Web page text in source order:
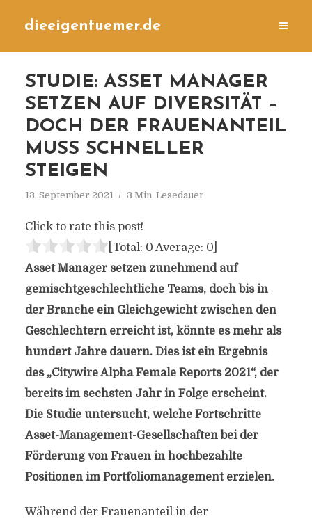
dieeigentuemer.de
STUDIE: ASSET MANAGER
SETZEN AUF DIVERSITÄT –
DOCH DER FRAUENANTEIL
MUSS SCHNELLER
STEIGEN
13. September 2021 3 Min. Lesedauer
Click to rate this post!
[Total: 0 Average: 0]
Asset Manager setzen zunehmend auf
gemischtgeschlechtliche Teams, doch bis in
der Branche ein Gleichgewicht zwischen den
Geschlechtern erreicht ist, könnte es mehr als
hundert Jahre dauern. Dies ist ein Ergebnis
des „Citywire Alpha Female Reports 2021“, der
bereits im sechsten Jahr in Folge erscheint.
Die Studie untersucht, welche Fortschritte
Asset-Management-Gesellschaften bei der
Förderung von Frauen in hochbezahlte
Positionen im Portfoliomanagement erzielen.
Während der Frauenanteil in der